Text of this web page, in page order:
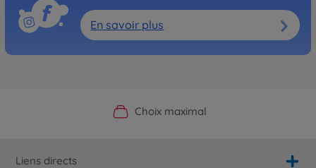
En savoir plus
Boutique officielle du fabricant
Choix maximal
Service personnalisé
Livraison rapide
Liens directs